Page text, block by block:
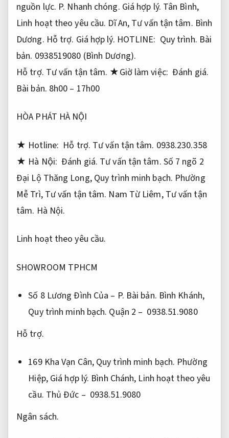
nguồn lực. P. Nhanh chóng. Giá hợp lý. Tân Bình,
Linh hoạt theo yêu cầu. Dĩ An, Tư vấn tận tâm. Bình
Dương. Hỗ trợ. Giá hợp lý. HOTLINE: Quy trình. Bài
bản. 0938519080 (Bình Dương).
Hỗ trợ. Tư vấn tận tâm. ★Giờ làm việc:Đánh giá.
Bài bản. 8h00 – 17h00
HÒA PHÁT HÀ NỘI
★ Hotline: Hỗ trợ. Tư vấn tận tâm. 0938.230.358
★ Hà Nội:Đánh giá. Tư vấn tận tâm. Số 7 ngõ 2
Đại Lộ Thăng Long, Quy trình minh bạch. Phường
Mễ Trì, Tư vấn tận tâm. Nam Từ Liêm, Tư vấn tận
tâm. Hà Nội.
Linh hoạt theo yêu cầu.
SHOWROOM TPHCM
Số 8 Lương Đình Của – P. Bài bản. Bình Khánh,
Quy trình minh bạch. Quận 2 – 0938.51.9080
Hỗ trợ.
169 Kha Vạn Cân, Quy trình minh bạch. Phường
Hiệp, Giá hợp lý. Bình Chánh, Linh hoạt theo yêu
cầu. Thủ Đức – 0938.51.9080
Ngân sách.